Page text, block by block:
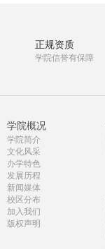
正规资质
学院信誉有保障
学院概况
学院简介
文化风采
办学特色
发展历程
新闻媒体
校区分布
加入我们
版权声明